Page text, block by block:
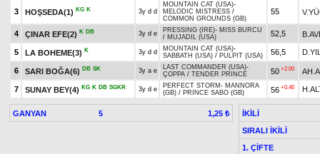
3 HOŞSEDA(1) KG K 3y d d
MOUNTAIN CAT (USA)-
MELODIC MISTRESS /
COMMON GROUNDS (GB)
55
4 ÇINAR EFE(2) K DB 3y d e PRESSING (IRE)- MISS BURCU
/ MUJADIL (USA) 52,5
5 LA BOHEME(3) K 3y d d MOUNTAIN CAT (USA)-
SABBATH (USA) / PULPIT (USA) 56,5
6 SARI BOĞA(6) DB SK 3y a e LAST COMMANDER (USA)-
ÇOPPA / TENDER PRINCE 50 +2.00
7 SUNAY BEY(4) KG K DB SGKR 3y d e PERFECT STORM - MANNORA
(GB) / PRINCE SABO (GB) 56 +0.40
GANYAN 5 1,25 ₺
İKİLİ
SIRALI İKİLİ
1. ÇİFTE